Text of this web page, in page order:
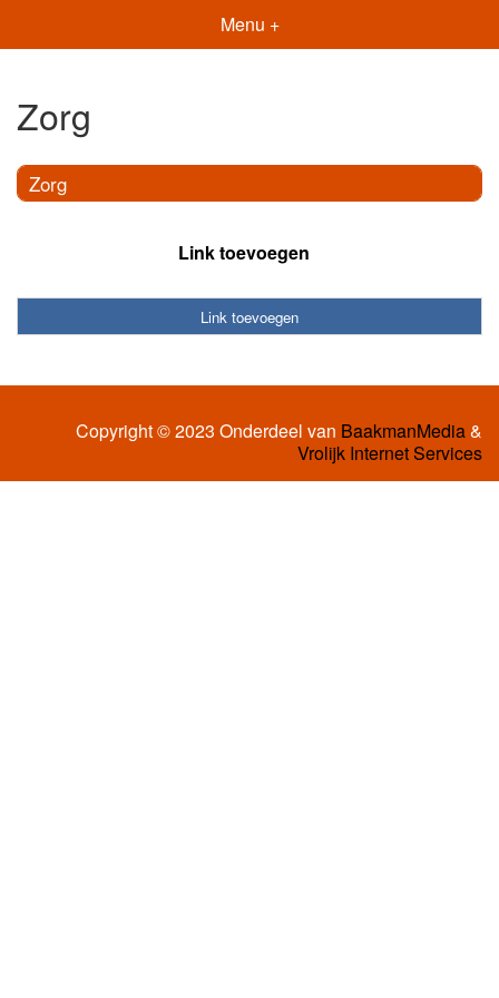
Menu +
Zorg
Zorg
Link toevoegen
Link toevoegen
Copyright © 2023 Onderdeel van BaakmanMedia&
Vrolijk Internet Services